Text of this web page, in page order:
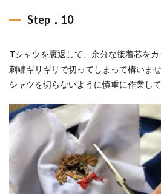
Step．10
Tシャツを裏返して、余分な接着芯をカ
刺繍ギリギリで切ってしまって構いませ
シャツを切らないように慎重に作業して